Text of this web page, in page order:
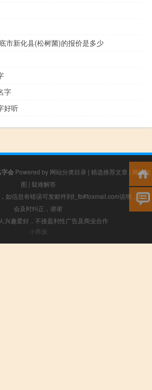
市新化县(松树菌)的报价是多少
字
好听
字会 Powered by 网站分类目录 | 精选推荐文章 | 网站地
图 | 疑难解答
如信息有错误可发邮件到f_fb#foxmail.com说明，我们
会及时纠正，谢谢
兴趣爱好，不接盈利性广告及商业合作
小男孩